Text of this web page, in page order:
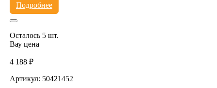
Подробнее
Осталось 5 шт.
Вау цена
4 188 ₽
Артикул: 50421452